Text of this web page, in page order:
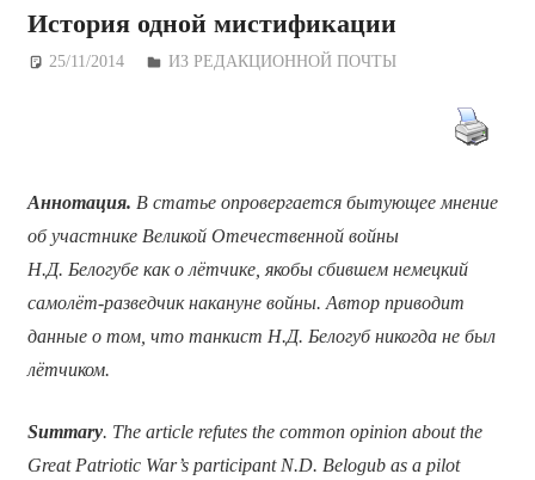
История одной мистификации
25/11/2014 Дежурный по Редакции
ИЗ РЕДАКЦИОННОЙ ПОЧТЫ
Аннотация. В статье опровергается бытующее мнение
об участнике Великой Отечественной войны
Н.Д. Белогубе как о лётчике, якобы сбившем немецкий
самолёт-разведчик накануне войны. Автор приводит
данные о том, что танкист Н.Д. Белогуб никогда не был
лётчиком.
Summary. The article refutes the common opinion about the
Great Patriotic War’s participant N.D. Belogub as a pilot